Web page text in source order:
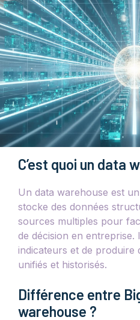
C’est quoi un data
Un data warehouse est
stocke des données
sources multiples pour
de décision en entreprise.
indicateurs et de produire
unifiés et historisés.
Différence entre
warehouse ?